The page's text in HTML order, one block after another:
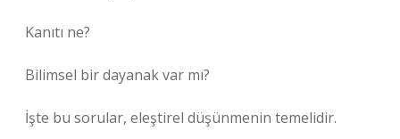
Kanıtı ne?
Bilimsel bir dayanak var mı?
İşte bu sorular, eleştirel düşünmenin temelidir.